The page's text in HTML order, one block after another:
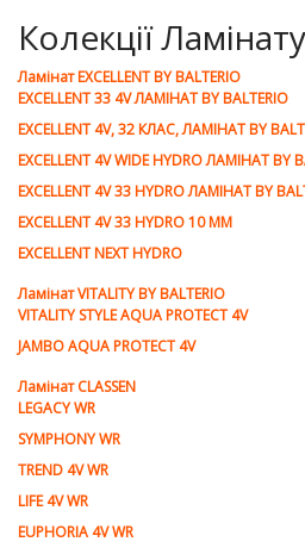
Колекції Ламінату
Ламiнат EXCELLENT BY BALTERIO
EXCELLENT 33 4V ЛАМІНАТ BY BALTERIO
EXCELLENT 4V, 32 КЛАС, ЛАМІНАТ BY
EXCELLENT 4V WIDE HYDRO ЛАМІНАТ BY
EXCELLENT 4V 33 HYDRO ЛАМІНАТ BY
EXCELLENT 4V 33 HYDRO 10 ММ
EXCELLENT NEXT HYDRO
Ламiнат VITALITY BY BALTERIO
VITALITY STYLE AQUA PROTECT 4V
JAMBO AQUA PROTECT 4V
Ламiнат CLASSEN
LEGACY WR
SYMPHONY WR
TREND 4V WR
LIFE 4V WR
EUPHORIA 4V WR